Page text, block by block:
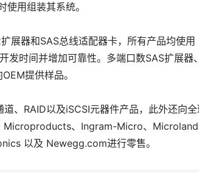
用组装其系统。
展器和SAS总线适配器卡，所有产品均使用
时间并增加可靠性。多端口数SAS扩展器、
提供样品。
、RAID以及iSCSI元器件产品，此外还向
Microproducts、Ingram-Micro、
以及 Newegg.com进行零售。